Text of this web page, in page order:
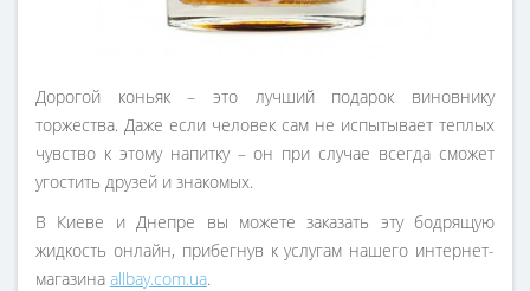
Дорогой коньяк – это лучший подарок виновнику
торжества. Даже если человек сам не испытывает теплых
чувство к этому напитку – он при случае всегда сможет
угостить друзей и знакомых.
В Киеве и Днепре вы можете заказать эту бодрящую
жидкость онлайн, прибегнув к услугам нашего интернет-
магазина allbay.com.ua.